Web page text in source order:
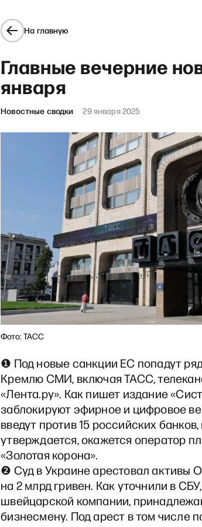
На главную
Главные вечерние
января
Новостные сводки 29 января 2025
Фото: ТАСС
❶ Под новые санкции ЕС попадут
Кремлю СМИ, включая ТАСС,
«Лента.ру». Как пишет издание
заблокируют эфирное и цифровое
введут против 15 российских
утверждается, окажется оператор
«Золотая корона».
❷ Суд в Украине арестовал активы
на 2 млрд гривен. Как уточнили в
швейцарской компании,
бизнесмену. Под арест в том числе